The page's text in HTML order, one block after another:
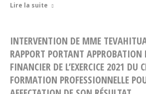
Lire la suite
INTERVENTION DE MME
RAPPORT PORTANT APPROBATION
FINANCIER DE L’EXERCICE 2021 DU
FORMATION PROFESSIONNELLE